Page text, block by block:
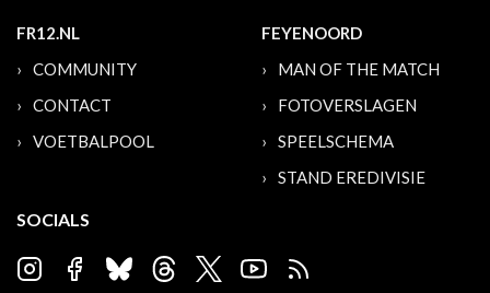
FR12.NL
COMMUNITY
CONTACT
VOETBALPOOL
FEYENOORD
MAN OF THE MATCH
FOTOVERSLAGEN
SPEELSCHEMA
STAND EREDIVISIE
SOCIALS